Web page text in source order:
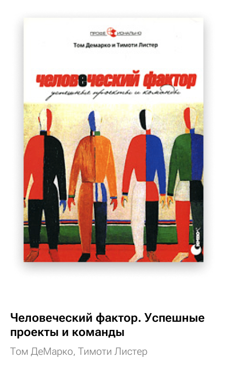
Человеческий фактор. Успешные
проекты и команды
Том ДеМарко, Тимоти Листер